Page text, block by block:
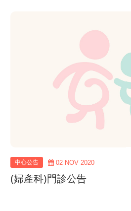
view
more
中心公告 02 NOV 2020
(婦產科)門診公告